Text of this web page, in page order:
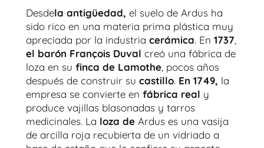
Desdela antigüedad, el suelo de Ardus ha
sido rico en una materia prima plástica muy
apreciada por la industria cerámica. En 1737,
el barón François Duval creó una fábrica de
loza en su finca de Lamothe, pocos años
después de construir su castillo. En 1749, la
empresa se convierte en fábrica real y
produce vajillas blasonadas y tarros
medicinales. La loza de Ardus es una vasija
de arcilla roja recubierta de un vidriado a